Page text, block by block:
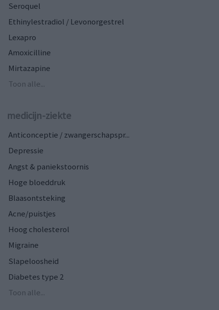
Seroquel
Ethinylestradiol / Levonorgestrel
Lexapro
Amoxicilline
Mirtazapine
Toon alle...
medicijn-ziekte
Anticonceptie / zwangerschapspr...
Depressie
Angst & paniekstoornis
Hoge bloeddruk
Blaasontsteking
Acne/puistjes
Hoog cholesterol
Migraine
Slapeloosheid
Diabetes type 2
Toon alle...